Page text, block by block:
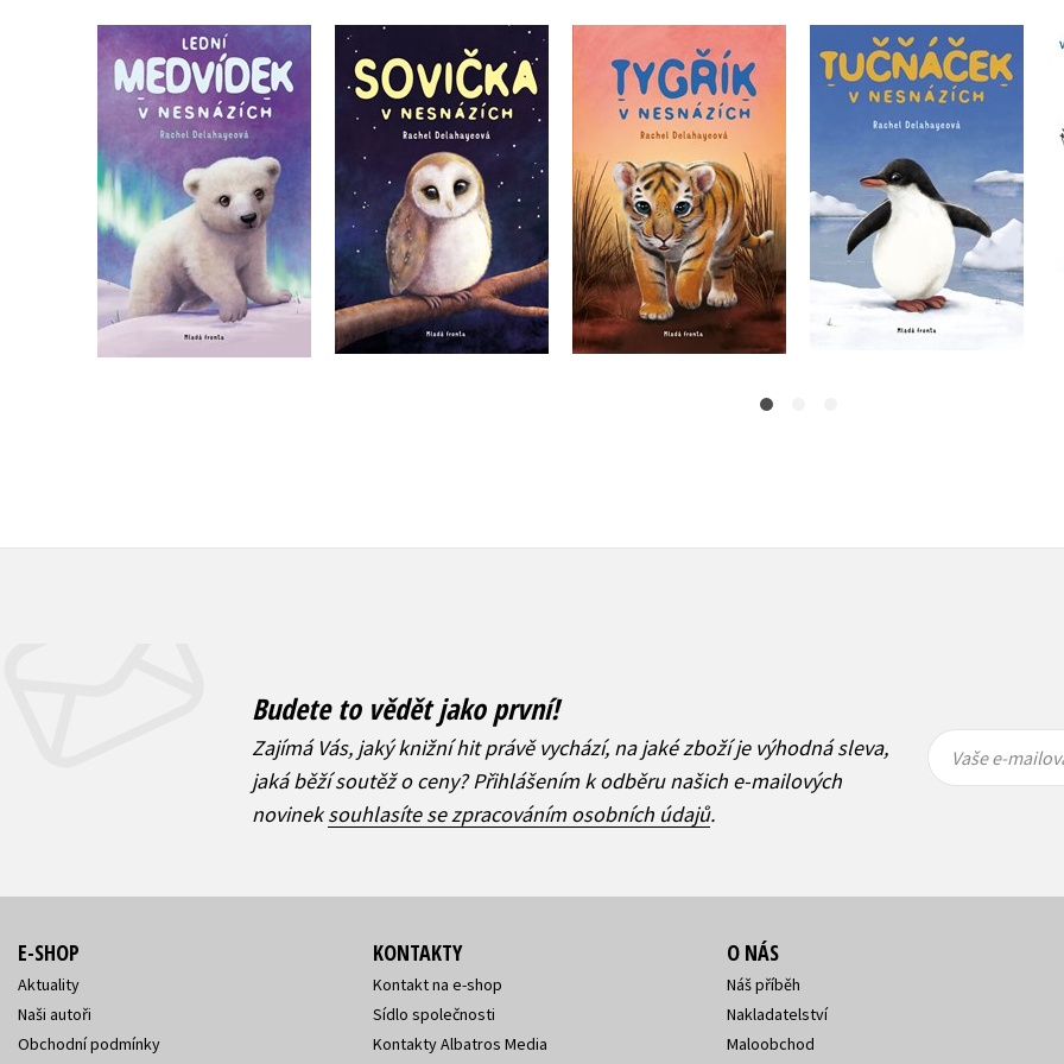
Lední medvídek v
nesnázích
Rachel Delahayeová
Do košíku
299 Kč
239 Kč
Sovička v nesnázích
Rachel Delahayeová
Do košíku
299 Kč
239 Kč
Tygřík v nesnázích
Rachel Delahayeová
Do košíku
299 Kč
239 Kč
Tučňáček v nesnázích
Rachel Delahayeová
249 Kč
199 Kč
Budete to vědět jako první!
Zajímá Vás, jaký knižní hit právě vychází, na jaké zboží je výhodná sleva,
jaká běží soutěž o ceny? Přihlášením k odběru našich e-mailových
novineksouhlasíte se zpracováním osobních údajů.
mailová
mailová
Vaše e-
E-SHOP
Aktuality
Naši autoři
Obchodní podmínky
KONTAKTY
Kontakt na e-shop
Sídlo společnosti
Kontakty Albatros Media
O NÁS
Náš příběh
Nakladatelství
Maloobchod